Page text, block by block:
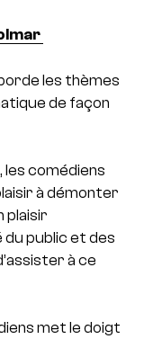
les thèmes
de façon
les comédiens
à démonter
plaisir
du public et des
à ce
met le doigt